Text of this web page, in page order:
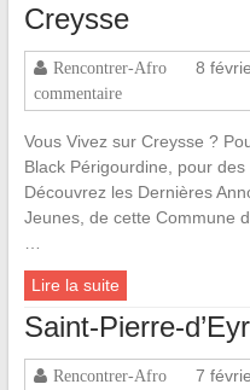
Creysse
Rencontrer-Afro 8
commentaire
Vous Vivez sur Creysse ?
Black Périgourdine, pour
Découvrez les Dernières
Jeunes, de cette Commune
Lire la suite
Saint-Pierre-
Rencontrer-Afro 7